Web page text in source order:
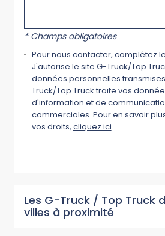
* Champs obligatoires
Pour nous contacter, complétez
J'autorise le site G-Truck/Top
données personnelles
Truck/Top Truck traite vos
d'information et de
commerciales. Pour en savoir
vos droits, cliquez ici.
Les G-Truck / Top Truck
villes à proximité